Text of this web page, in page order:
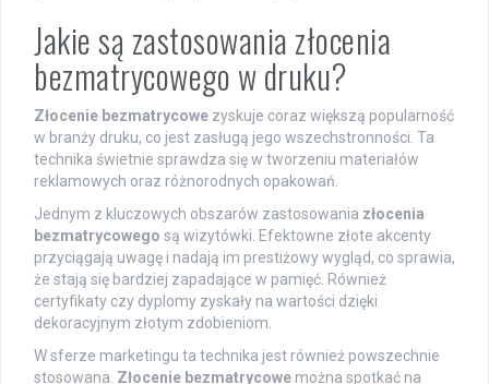
Jakie są zastosowania złocenia
bezmatrycowego w druku?
Złocenie bezmatrycowe zyskuje coraz większą popularność
w branży druku, co jest zasługą jego wszechstronności. Ta
technika świetnie sprawdza się w tworzeniu materiałów
reklamowych oraz różnorodnych opakowań.
Jednym z kluczowych obszarów zastosowania złocenia
bezmatrycowego są wizytówki. Efektowne złote akcenty
przyciągają uwagę i nadają im prestiżowy wygląd, co sprawia,
że stają się bardziej zapadające w pamięć. Również
certyfikaty czy dyplomy zyskały na wartości dzięki
dekoracyjnym złotym zdobieniom.
W sferze marketingu ta technika jest również powszechnie
stosowana. Złocenie bezmatrycowe można spotkać na